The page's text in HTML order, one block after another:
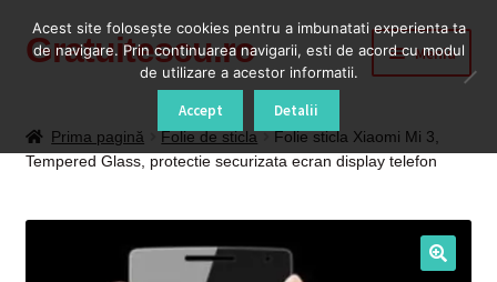
Sari
Sari
Gratuitescu.ro Meniu
Blog
Cod Deblocare Radio, Decodare Casetofon Auto
Prima pagină Folie de sticla
Folie sticla Xiaomi Mi 3,
Tempered Glass, protectie securizata ecran display telefon
Acest site foloseşte cookies pentru a imbunatati experienta ta
de navigare. Prin continuarea navigarii, esti de acord cu modul
de utilizare a acestor informatii.
Accept Detalii